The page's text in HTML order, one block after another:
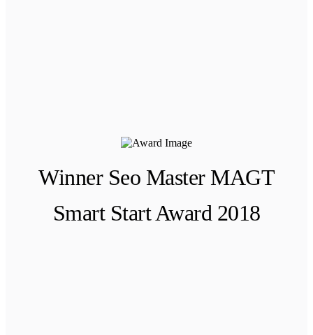
Winner Seo Master MAGT
Smart Start Award 2018